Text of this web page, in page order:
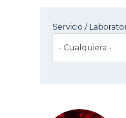
Servicio /